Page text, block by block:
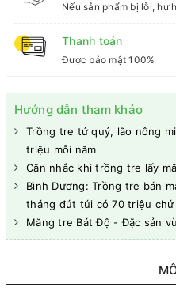
Nếu sản phẩm bị lỗi, hư
Thanh toán
Được bảo mật 100%
Hướng dẫn tham khảo
Trồng tre tứ quý, lão nông
triệu mỗi năm
Cân nhắc khi trồng tre lấy
Bình Dương: Trồng tre bán
tháng đút túi có 70 triệu chứ
Măng tre Bát Độ - Đặc sản